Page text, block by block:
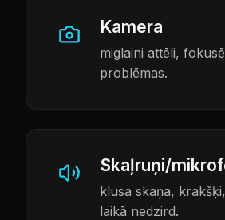
Kamera
miglaini attēli,
problēmas.
Skaļruņi/
klusa skaņa,
laikā nedzird.